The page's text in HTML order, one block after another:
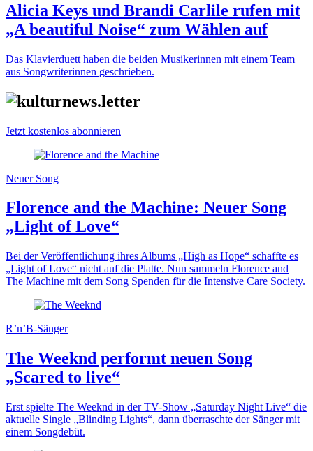
Alicia Keys und Brandi Carlile rufen mit
„A beautiful Noise“ zum Wählen auf
Das Klavierduett haben die beiden Musikerinnen mit einem Team
aus Songwriterinnen geschrieben.
Jetzt kostenlos abonnieren
Neuer Song
Florence and the Machine: Neuer Song
„Light of Love“
Bei der Veröffentlichung ihres Albums „High as Hope“ schaffte es
„Light of Love“ nicht auf die Platte. Nun sammeln Florence and
The Machine mit dem Song Spenden für die Intensive Care Society.
R’n’B-Sänger
The Weeknd performt neuen Song
„Scared to live“
Erst spielte The Weeknd in der TV-Show „Saturday Night Live“ die
aktuelle Single „Blinding Lights“, dann überraschte der Sänger mit
einem Songdebüt.